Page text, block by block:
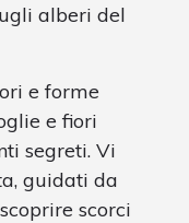
alberi del
e forme
e fiori
segreti. Vi
guidati da
scorci